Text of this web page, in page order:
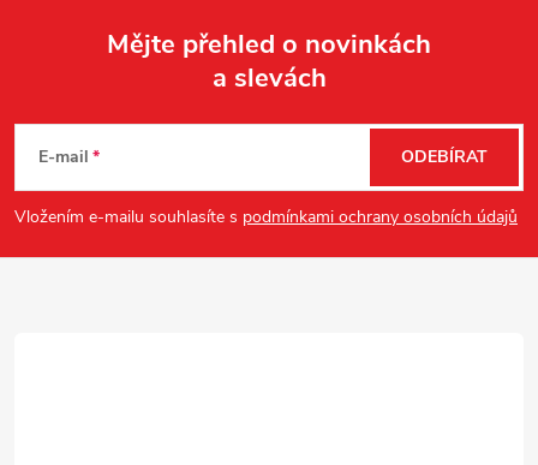
p
a
Mějte přehled o novinkách
a slevách
E-mail
Vložením e-mailu souhlasíte s podmínkami ochrany osobních údajů
ODEBÍRAT